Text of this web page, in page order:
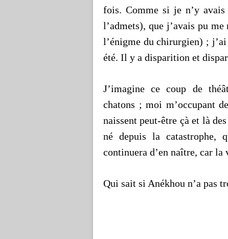
fois. Comme si je n’y
l’admets), que j’avais pu
l’énigme du chirurgien) ;
été. Il y a disparition et
J’imagine ce coup de
chatons ; moi m’occupant
naissent peut-être çà et là
né depuis la catastrophe,
continuera d’en naître, car la
Qui sait si Anékhou n’a pas